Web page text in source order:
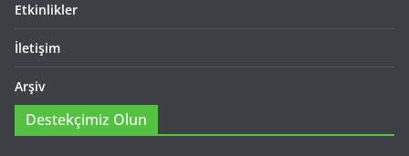
Etkinlikler
İletişim
Arşiv
Destekçimiz Olun